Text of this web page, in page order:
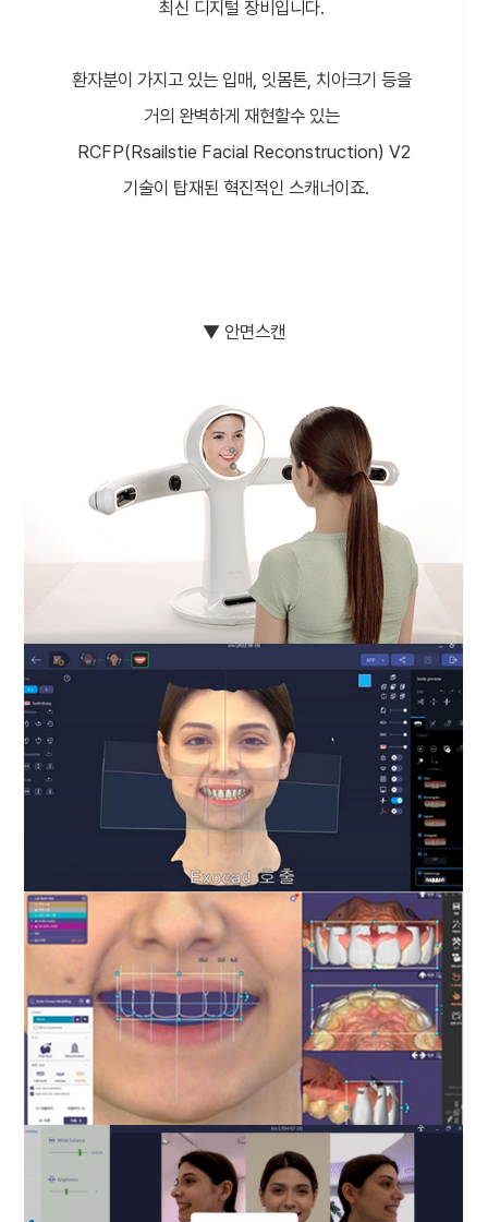
최신 디지털 장비입니다.
환자분이 가지고 있는 입매, 잇몸톤, 치아크기 등을
거의 완벽하게 재현할수 있는
RCFP(Rsailstie Facial Reconstruction) V2
기술이 탑재된 혁진적인 스캐너이죠.
▼ 안면스캔